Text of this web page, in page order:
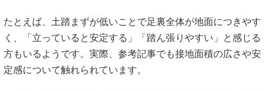
たとえば、土踏まずが低いことで足裏全体が地面につきやす
く、「立っていると安定する」「踏ん張りやすい」と感じる
方もいるようです。実際、参考記事でも接地面積の広さや安
定感について触れられています。